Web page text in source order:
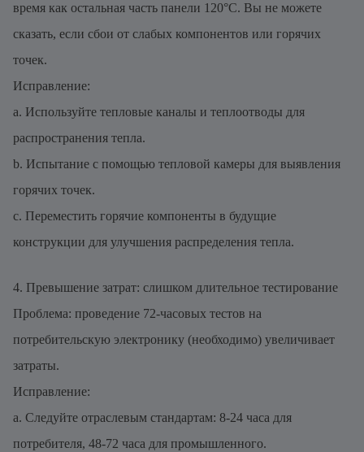
время как остальная часть панели 120°C. Вы не можете
сказать, если сбои от слабых компонентов или горячих
точек.
Исправление:
a. Используйте тепловые каналы и теплоотводы для
распространения тепла.
b. Испытание с помощью тепловой камеры для выявления
горячих точек.
c. Переместить горячие компоненты в будущие
конструкции для улучшения распределения тепла.
4. Превышение затрат: слишком длительное тестирование
Проблема: проведение 72-часовых тестов на
потребительскую электронику (необходимо) увеличивает
затраты.
Исправление:
a. Следуйте отраслевым стандартам: 8-24 часа для
потребителя, 48-72 часа для промышленного.